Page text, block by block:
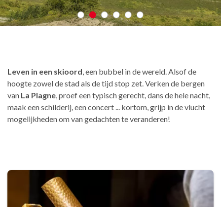
Leven in een skioord, een bubbel in de wereld. Alsof de
hoogte zowel de stad als de tijd stop zet. Verken de bergen
van La Plagne, proef een typisch gerecht, dans de hele nacht,
maak een schilderij, een concert ... kortom, grijp in de vlucht
mogelijkheden om van gedachten te veranderen!